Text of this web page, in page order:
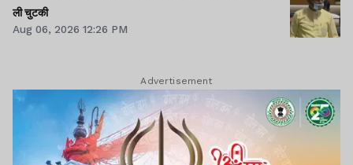
ली चुटकी
Aug 06, 2026 12:26 PM
Advertisement